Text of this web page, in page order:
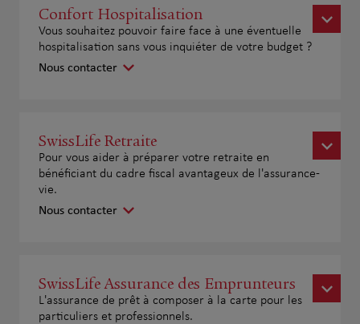
Confort Hospitalisation
Vous souhaitez pouvoir faire face à une éventuelle
hospitalisation sans vous inquiéter de votre budget ?
Nous contacter
SwissLife Retraite
Pour vous aider à préparer votre retraite en
bénéficiant du cadre fiscal avantageux de l'assurance-
vie.
Nous contacter
SwissLife Assurance des Emprunteurs
L'assurance de prêt à composer à la carte pour les
particuliers et professionnels.